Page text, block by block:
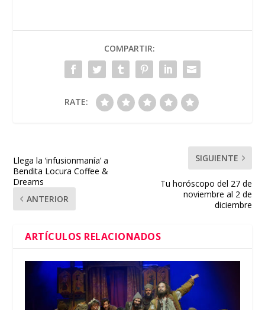
COMPARTIR:
RATE:
Llega la ‘infusionmanía’ a
Bendita Locura Coffee &
Dreams
ANTERIOR
SIGUIENTE
Tu horóscopo del 27 de
noviembre al 2 de
diciembre
ARTÍCULOS RELACIONADOS